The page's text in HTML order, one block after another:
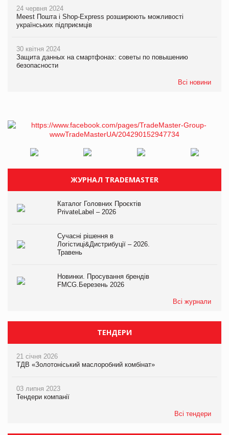
24 червня 2024
Meest Пошта і Shop-Express розширюють можливості
українських підприємців
30 квітня 2024
Защита данных на смартфонах: советы по повышению
безопасности
Всі новини
ЖУРНАЛ TRADEMASTER
Каталог Головних Проєктів
PrivateLabel – 2026
Сучасні рішення в
Логістиці&Дистрибуції – 2026.
Травень
Новинки. Просування брендів
FMCG.Березень 2026
Всі журнали
ТЕНДЕРИ
21 січня 2026
ТДВ «Золотоніський маслоробний комбінат»
03 липня 2023
Тендери компанії
Всі тендери